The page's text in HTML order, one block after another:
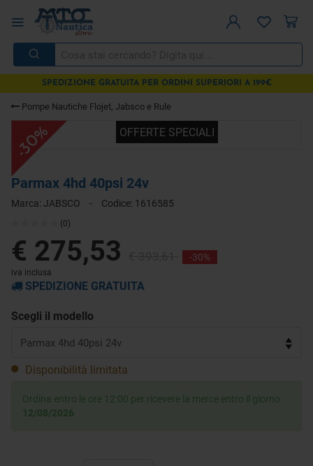
SPEDIZIONE GRATUITA PER ORDINI SUPERIORI A 199€
Pompe Nautiche Flojet, Jabsco e Rule
OFFERTE SPECIALI
-30%
Parmax 4hd 40psi 24v
Marca: JABSCO - Codice: 1616585
(0)
€ 275,53 -30%
iva inclusa
SPEDIZIONE GRATUITA
Scegli il modello
Disponibilità limitata
Ordina entro le ore 12:00 per ricevere la merce entro il giorno
12/08/2026